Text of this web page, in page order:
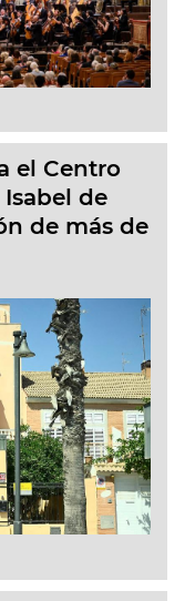
el Centro
de
de más de